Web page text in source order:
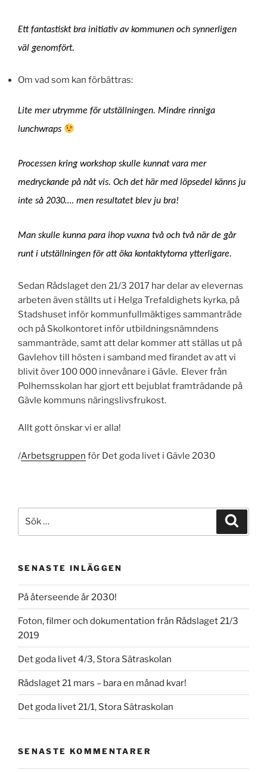
Ett fantastiskt bra initiativ av kommunen och synnerligen
väl genomfört.
Om vad som kan förbättras:
Lite mer utrymme för utställningen. Mindre rinniga
lunchwraps
Processen kring workshop skulle kunnat vara mer
medryckande på nåt vis. Och det här med löpsedel känns ju
inte så 2030…. men resultatet blev ju bra!
Man skulle kunna para ihop vuxna två och två när de går
runt i utställningen för att öka kontaktytorna ytterligare.
Sedan Rådslaget den 21/3 2017 har delar av elevernas
arbeten även ställts ut i Helga Trefaldighets kyrka, på
Stadshuset inför kommunfullmäktiges sammanträde
och på Skolkontoret inför utbildningsnämndens
sammanträde, samt att delar kommer att ställas ut på
Gavlehov till hösten i samband med firandet av att vi
blivit över 100 000 innevånare i Gävle. Elever från
Polhemsskolan har gjort ett bejublat framträdande på
Gävle kommuns näringslivsfrukost.
Allt gott önskar vi er alla!
/Arbetsgruppen för Det goda livet i Gävle 2030
efter:
SENASTE INLÄGGEN
På återseende år 2030!
Foton, filmer och dokumentation från Rådslaget 21/3
2019
Det goda livet 4/3, Stora Sätraskolan
Rådslaget 21 mars – bara en månad kvar!
Det goda livet 21/1, Stora Sätraskolan
SENASTE KOMMENTARER